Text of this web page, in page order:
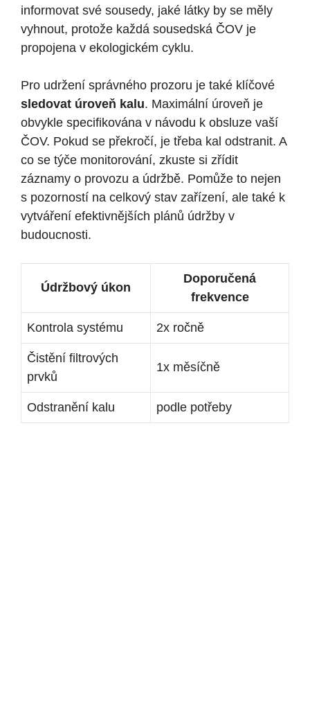
informovat své sousedy, jaké látky by se měly
vyhnout, protože každá sousedská ČOV je
propojena v ekologickém cyklu.
Pro udržení správného prozoru je také klíčové
sledovat úroveň kalu. Maximální úroveň je
obvykle specifikována v návodu k obsluze vaší
ČOV. Pokud se překročí, je třeba kal odstranit. A
co se týče monitorování, zkuste si zřídit
záznamy o provozu a údržbě. Pomůže to nejen
s pozorností na celkový stav zařízení, ale také k
vytváření efektivnějších plánů údržby v
budoucnosti.
Údržbový úkon
Doporučená
frekvence
Kontrola systému 2x ročně
Čistění filtrových
prvků
1x měsíčně
Odstranění kalu podle potřeby